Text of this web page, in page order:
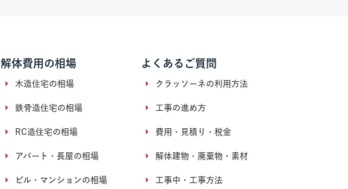
解体費用の相場
木造住宅の相場
鉄骨造住宅の相場
RC造住宅の相場
アパート・長屋の相場
ビル・マンションの相場
よくあるご質問
クラッソーネの利用方法
工事の進め方
費用・見積り・税金
解体建物・廃棄物・素材
工事中・工事方法